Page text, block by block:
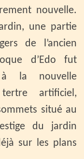
nouvelle.
une partie
de l’ancien
d’Edo fut
à la nouvelle
artificiel,
situé au
du jardin
sur les plans